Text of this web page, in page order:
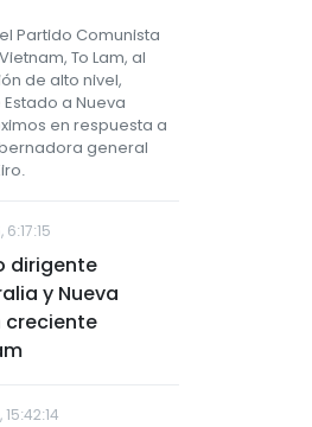
Partido Comunista
To Lam, al
de alto nivel,
a Nueva
en respuesta a
general
dirigente
y Nueva
creciente